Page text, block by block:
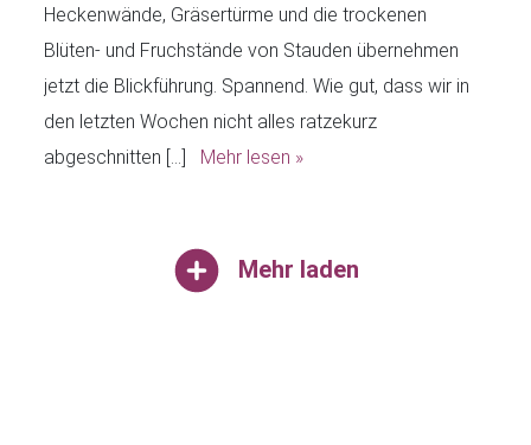
Heckenwände, Gräsertürme und die trockenen
Blüten- und Fruchstände von Stauden übernehmen
jetzt die Blickführung. Spannend. Wie gut, dass wir in
den letzten Wochen nicht alles ratzekurz
abgeschnitten […] Mehr lesen »
Mehr laden